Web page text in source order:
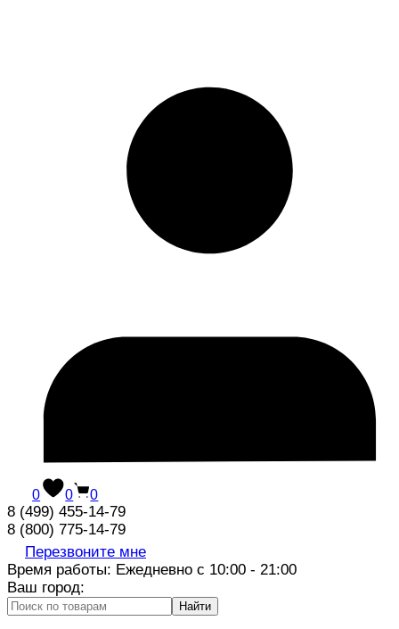
0 0 0
8 (499) 455-14-79
8 (800) 775-14-79
Перезвоните мне
Время работы: Ежедневно с 10:00 - 21:00
Ваш город:
Найти